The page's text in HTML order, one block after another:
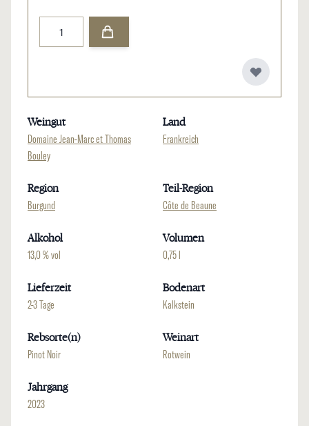
Weingut
Domaine Jean-Marc et Thomas
Bouley
Land
Frankreich
Region
Burgund
Teil-Region
Côte de Beaune
Alkohol
13,0 % vol
Volumen
0,75 l
Lieferzeit
2-3 Tage
Bodenart
Kalkstein
Rebsorte(n)
Pinot Noir
Weinart
Rotwein
Jahrgang
2023